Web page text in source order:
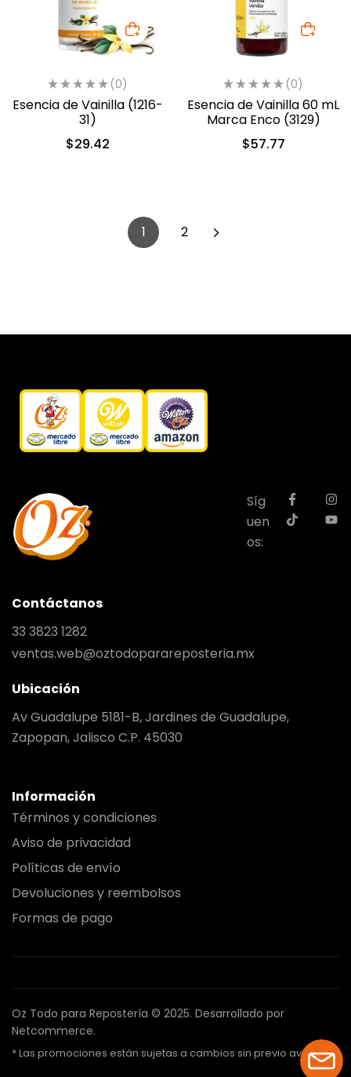
(0)
Esencia de Vainilla (1216-
31)
$29.42
(0)
Esencia de Vainilla 60 mL
Marca Enco (3129)
$57.77
1 2
Síg
uen
os:
Contáctanos
33 3823 1282
ventas.web@oztodoparareposteria.mx
Ubicación
Av Guadalupe 5181-B, Jardines de Guadalupe,
Zapopan, Jalisco C.P. 45030
Información
Términos y condiciones
Aviso de privacidad
Políticas de envío
Devoluciones y reembolsos
Formas de pago
Oz Todo para Repostería © 2025. Desarrollado por
Netcommerce.
* Las promociones están sujetas a cambios sin previo aviso.